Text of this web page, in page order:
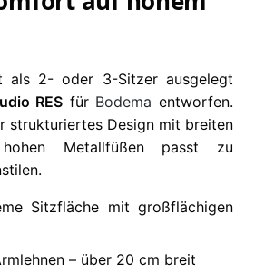
als 2- oder 3-Sitzer ausgelegt
RES für Bodema entworfen.
strukturiertes Design mit breiten
Metallfüßen passt zu
Sitzfläche mit großflächigen
– über 20 cm breit